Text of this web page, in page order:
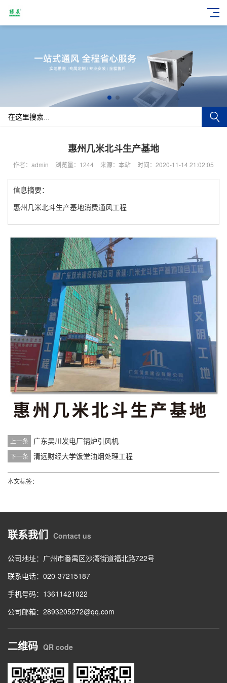
惠州几米北斗生产基地
作者：admin 浏览量：1244 来源：本站 时间：2020-11-14 21:02:05
信息摘要：
惠州几米北斗生产基地消费通风工程
上一条 广东吴川发电厂锅炉引风机
下一条 清远财经大学饭堂油烟处理工程
本文标签：
联系我们 Contact us
公司地址：广州市番禺区沙湾街道福北路722号
联系电话：020-37215187
手机号码：13611421022
公司邮箱：2893205272@qq.com
二维码 QR code